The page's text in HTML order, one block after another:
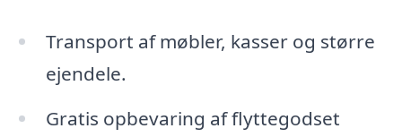
Transport af møbler, kasser og større
ejendele.
Gratis opbevaring af flyttegodset